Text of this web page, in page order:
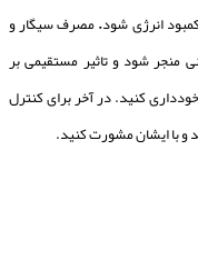
انرژی شود.مصرف سیگار و
منجر شود و تاثیر مستقیمی بر
کنید. در آخر برای کنترل
و با ایشان مشورت کنید.